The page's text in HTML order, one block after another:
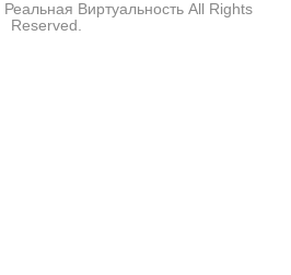
Реальная Виртуальность All Rights
Reserved.